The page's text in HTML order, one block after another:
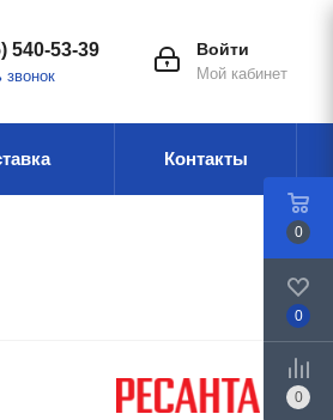
Войти
Мой кабинет
540-53-39
звонок
Контакты
0
0
0